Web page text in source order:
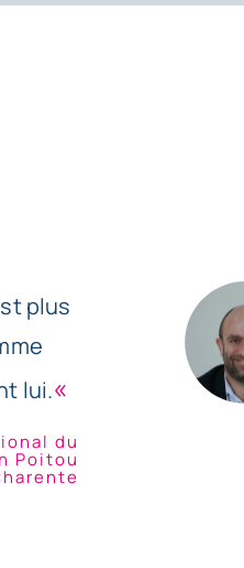
plus
lui.«
du
Poitou